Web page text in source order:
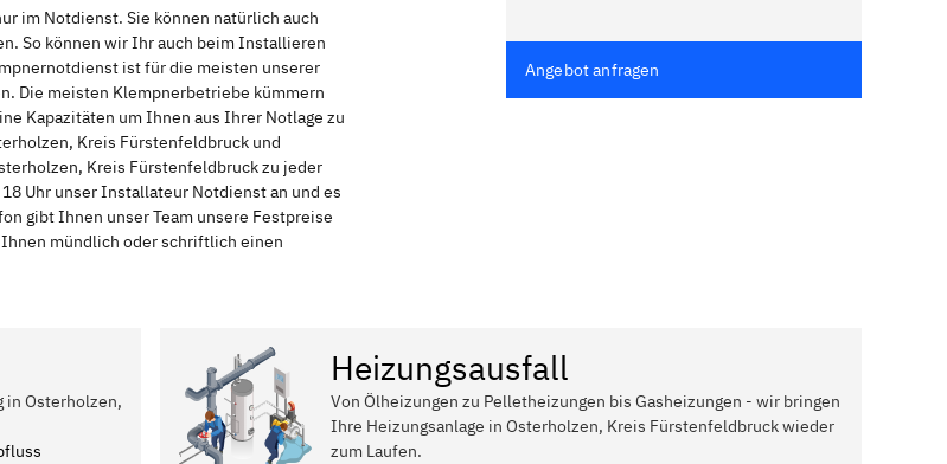
im Notdienst. Sie können natürlich auch
So können wir Ihr auch beim Installieren
ist für die meisten unserer
Die meisten Klempnerbetriebe kümmern
Kapazitäten um Ihnen aus Ihrer Notlage zu
Kreis Fürstenfeldbruck und
Kreis Fürstenfeldbruck zu jeder
Uhr unser Installateur Notdienst an und es
gibt Ihnen unser Team unsere Festpreise
mündlich oder schriftlich einen
Angebot anfragen
in Osterholzen,
Heizungsausfall
Von Ölheizungen zu Pelletheizungen bis Gasheizungen - wir bringen
Ihre Heizungsanlage in Osterholzen, Kreis Fürstenfeldbruck wieder
zum Laufen.